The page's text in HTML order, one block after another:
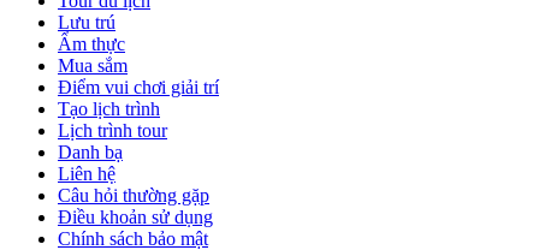
Lưu trú
Ẩm thực
Mua sắm
Điểm vui chơi giải trí
Tạo lịch trình
Lịch trình tour
Danh bạ
Liên hệ
Câu hỏi thường gặp
Điều khoản sử dụng
Chính sách bảo mật